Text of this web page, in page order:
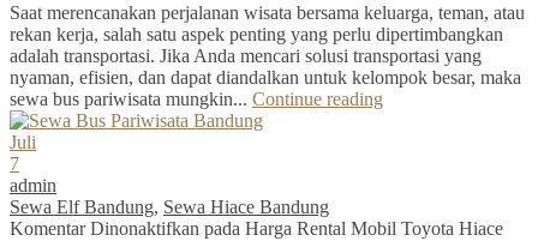
Saat merencanakan perjalanan wisata bersama keluarga, teman, atau
rekan kerja, salah satu aspek penting yang perlu dipertimbangkan
adalah transportasi. Jika Anda mencari solusi transportasi yang
nyaman, efisien, dan dapat diandalkan untuk kelompok besar, maka
sewa bus pariwisata mungkin... Continue reading
Juli
7
admin
Sewa Elf Bandung, Sewa Hiace Bandung
Komentar Dinonaktifkan pada Harga Rental Mobil Toyota Hiace